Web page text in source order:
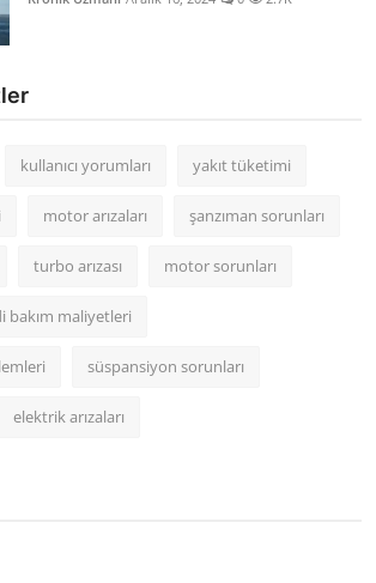
kullanıcı yorumları yakıt tüketimi
motor arızaları şanzıman sorunları
turbo arızası motor sorunları
bakım maliyetleri
süspansiyon sorunları
elektrik arızaları